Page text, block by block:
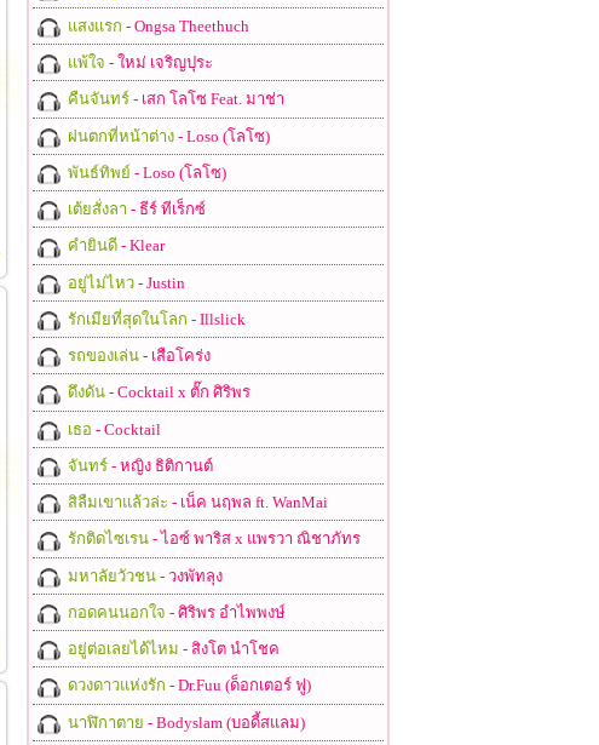
แสงแรก - Ongsa Theethuch
แพ้ใจ - ใหม่ เจริญปุระ
คืนจันทร์- เสก โลโซ Feat. มาช่า
ฝนตกที่หน้าต่าง- Loso (โลโซ)
พันธ์ทิพย์ - Loso (โลโซ)
เต้ยสั่งลา - ธีร์ ทีเร็กซ์
คำยินดี- Klear
อยู่ไม่ไหว- Justin
รักเมียที่สุดในโลก - Illslick
รถของเล่น- เสือโคร่ง
ดึงดัน- Cocktail x ตั๊ก ศิริพร
เธอ - Cocktail
จันทร์- หญิง ธิติกานต์
สิลืมเขาแล้วล่ะ - เน็ค นฤพล ft. WanMai
รักติดไซเรน- ไอซ์ พาริส x แพรวา ณิชาภัทร
มหาลัยวัวชน- วงพัทลุง
กอดคนนอกใจ - ศิริพร อำไพพงษ์
อยู่ต่อเลยได้ไหม - สิงโต นำโชค
ดวงดาวแห่งรัก - Dr.Fuu (ด็อกเตอร์ ฟู)
นาฬิกาตาย - Bodyslam (บอดี้สแลม)